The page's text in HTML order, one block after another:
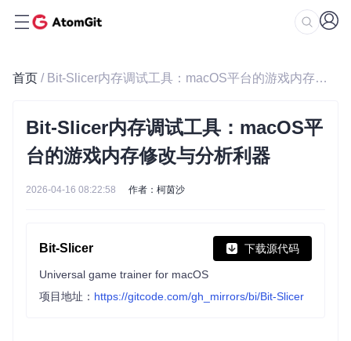
首页 / Bit-Slicer内存调试工具：macOS平台的游戏内存修改与分析利器
Bit-Slicer内存调试工具：macOS平
台的游戏内存修改与分析利器
2026-04-16 08:22:58 作者：柯茵沙
Bit-Slicer 下载源代码
Universal game trainer for macOS
项目地址： https://gitcode.com/gh_mirrors/bi/Bit-Slicer